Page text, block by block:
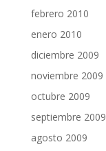
febrero 2010
enero 2010
diciembre 2009
noviembre 2009
octubre 2009
septiembre 2009
agosto 2009